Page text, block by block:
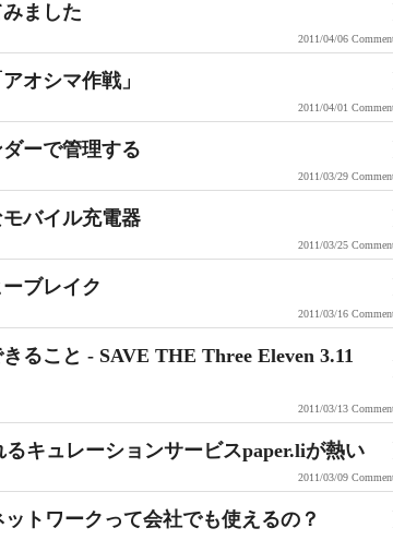
ました
2011/04/06
オシマ作戦」
2011/04/01
ーで管理する
2011/03/29
モバイル充電器
2011/03/25
ブレイク
2011/03/16
ること - SAVE THE Three Eleven 3.11
2011/03/13
キュレーションサービスpaper.liが熱い
2011/03/09
トワークって会社でも使えるの？